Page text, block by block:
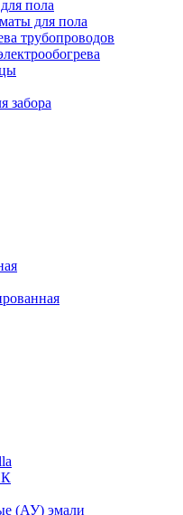
пола
для пола
трубопроводов
забора
(АУ) эмали